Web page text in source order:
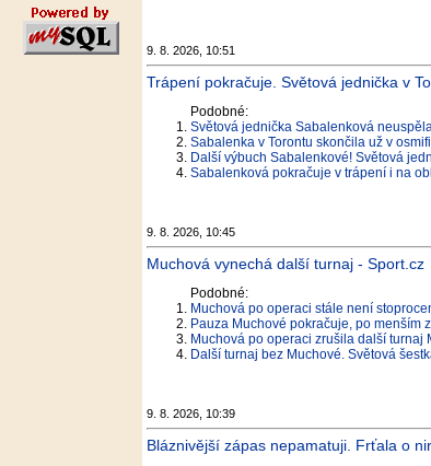
9. 8. 2026, 10:51
Trápení pokračuje. Světová jednička v
Podobné:
Světová jednička Sabalenková
Sabalenka v Torontu skončila už v
Další výbuch Sabalenkové! Světová
Sabalenková pokračuje v trápení i na
9. 8. 2026, 10:45
Muchová vynechá další turnaj - Sport.cz
Podobné:
Muchová po operaci stále není
Pauza Muchové pokračuje, po menším
Muchová po operaci zrušila další
Další turnaj bez Muchové. Světová
9. 8. 2026, 10:39
Bláznivější zápas nepamatuji. Frťala o